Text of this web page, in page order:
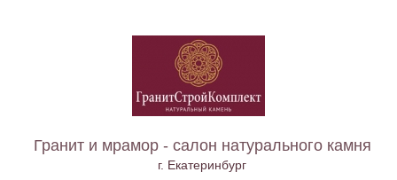
Гранит и мрамор - салон натурального камня
г. Екатеринбург